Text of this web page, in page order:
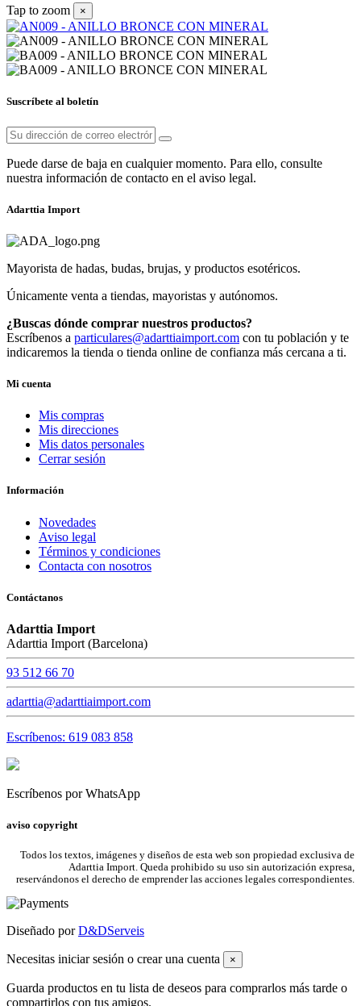
Tap to zoom
×
Suscríbete al boletín
Puede darse de baja en cualquier momento. Para ello, consulte
nuestra información de contacto en el aviso legal.
Adarttia Import
Mayorista de hadas, budas, brujas, y productos esotéricos.
Únicamente venta a tiendas, mayoristas y autónomos.
¿Buscas dónde comprar nuestros productos?
Escríbenos a particulares@adarttiaimport.com con tu población y te
indicaremos la tienda o tienda online de confianza más cercana a ti.
Mi cuenta
Mis compras
Mis direcciones
Mis datos personales
Cerrar sesión
Información
Novedades
Aviso legal
Términos y condiciones
Contacta con nosotros
Contáctanos
Adarttia Import
Adarttia Import (Barcelona)
93 512 66 70
adarttia@adarttiaimport.com
Escríbenos: 619 083 858
Escríbenos por WhatsApp
aviso copyright
Todos los textos, imágenes y diseños de esta web son propiedad exclusiva de
Adarttia Import. Queda prohibido su uso sin autorización expresa,
reservándonos el derecho de emprender las acciones legales correspondientes.
Diseñado porD&DServeis
Necesitas iniciar sesión o crear una cuenta ×
Guarda productos en tu lista de deseos para comprarlos más tarde o
compartirlos con tus amigos.